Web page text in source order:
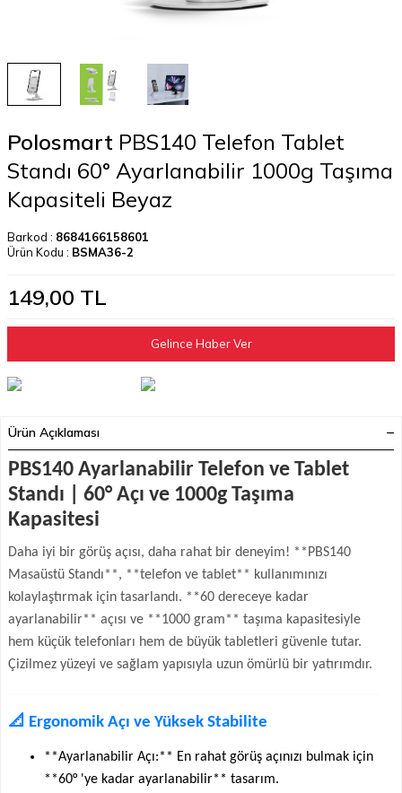
Polosmart PBS140 Telefon Tablet
Standı 60° Ayarlanabilir 1000g Taşıma
Kapasiteli Beyaz
Barkod : 8684166158601
Ürün Kodu : BSMA36-2
149,00 TL
Gelince Haber Ver
Ürün Açıklaması
PBS140 Ayarlanabilir Telefon ve Tablet
Standı | 60° Açı ve 1000g Taşıma
Kapasitesi
Daha iyi bir görüş açısı, daha rahat bir deneyim! **PBS140
Masaüstü Standı**, **telefon ve tablet** kullanımınızı
kolaylaştırmak için tasarlandı. **60 dereceye kadar
ayarlanabilir** açısı ve **1000 gram** taşıma kapasitesiyle
hem küçük telefonları hem de büyük tabletleri güvenle tutar.
Çizilmez yüzeyi ve sağlam yapısıyla uzun ömürlü bir yatırımdır.
📐 Ergonomik Açı ve Yüksek Stabilite
**Ayarlanabilir Açı:** En rahat görüş açınızı bulmak için
**60° 'ye kadar ayarlanabilir** tasarım.